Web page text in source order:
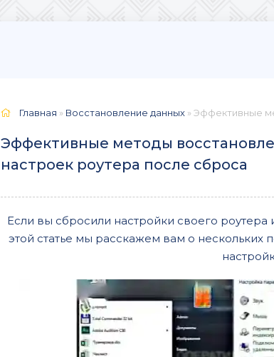
Главная » Восстановление данных » Эффективные
Эффективные методы
настроек роутера после сброса
Если вы сбросили настройки своего роутера
этой статье мы расскажем вам о нескольких